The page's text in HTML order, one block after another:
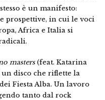
è un manifesto:
prospettive, in cui le voci
Africa e Italia si
masters(feat. Katarina
disco che riflette la
Fiesta Alba. Un lavoro
tanto dal rock